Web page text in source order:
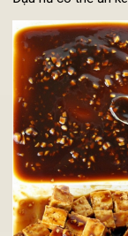
Đậu hũ kho tỏi
Đậu phụ được
kho. Màu nâu
đem lại một bữa
món ăn bao gồm
Đậu hũ có thẻ ăn